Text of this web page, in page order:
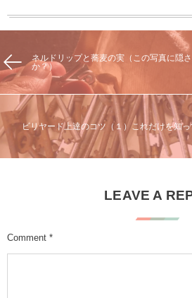
ネルドリップと蕎麦の実（この写真に隠
か？）
ビリヤード上達のコツ（１）これだけを知
LEAVE A
Comment *